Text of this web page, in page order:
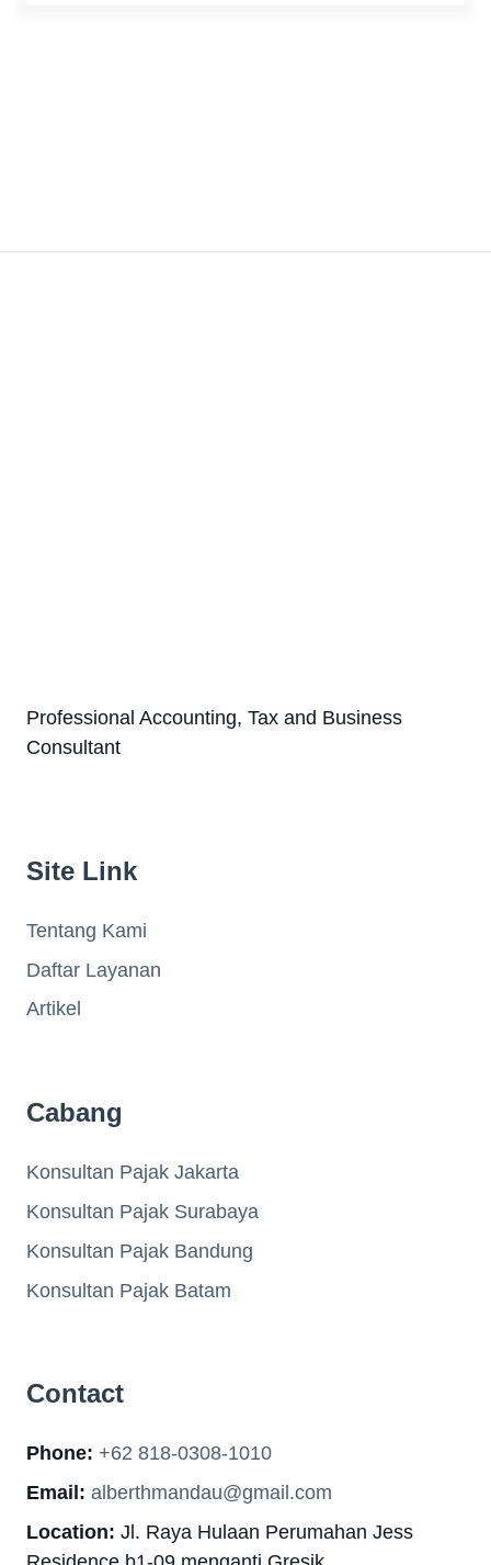
Professional Accounting, Tax and Business
Consultant
Site Link
Tentang Kami
Daftar Layanan
Artikel
Cabang
Konsultan Pajak Jakarta
Konsultan Pajak Surabaya
Konsultan Pajak Bandung
Konsultan Pajak Batam
Contact
Phone: +62 818-0308-1010
Email: alberthmandau@gmail.com
Location: Jl. Raya Hulaan Perumahan Jess